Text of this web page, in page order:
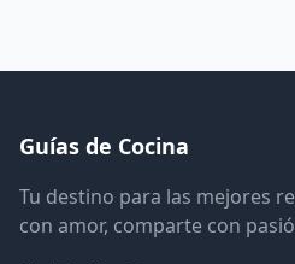
Guías de Cocina
Tu destino para las mejores
con amor, comparte con